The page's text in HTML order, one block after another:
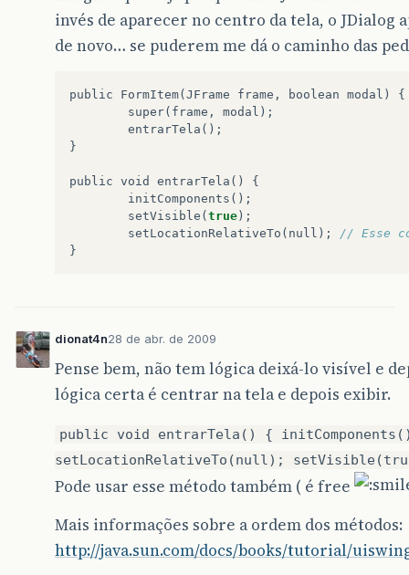
invés de aparecer no centro da tela, o JDialog
de novo… se puderem me dá o caminho das
public FormItem( JFrame frame , boolean modal )
{
super( frame , modal );
entrarTela ();
}
public void entrarTela ()
{
initComponents ();
setVisible ( true );
setLocationRelativeTo ( null );
// Esse
}
dionat4n28 de abr. de 2009
Pense bem, não tem lógica deixá-lo visível e
lógica certa é centrar na tela e depois exibir.
public void entrarTela() {
setLocationRelativeTo(null);
Pode usar esse método também ( é free
Mais informações sobre a ordem dos métodos:
http://java.sun.com/docs/books/tutorial/